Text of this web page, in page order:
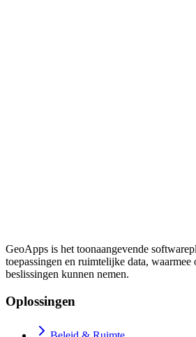
GeoApps is het toonaangevende
toepassingen en ruimtelijke data, waarmee
beslissingen kunnen nemen.
Oplossingen